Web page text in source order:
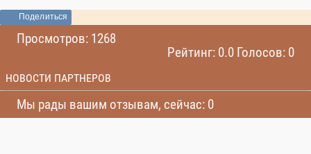
Поделиться
Просмотров: 1268
Рейтинг: 0.0 Голосов: 0
НОВОСТИ ПАРТНЕРОВ
Мы рады вашим отзывам, сейчас: 0